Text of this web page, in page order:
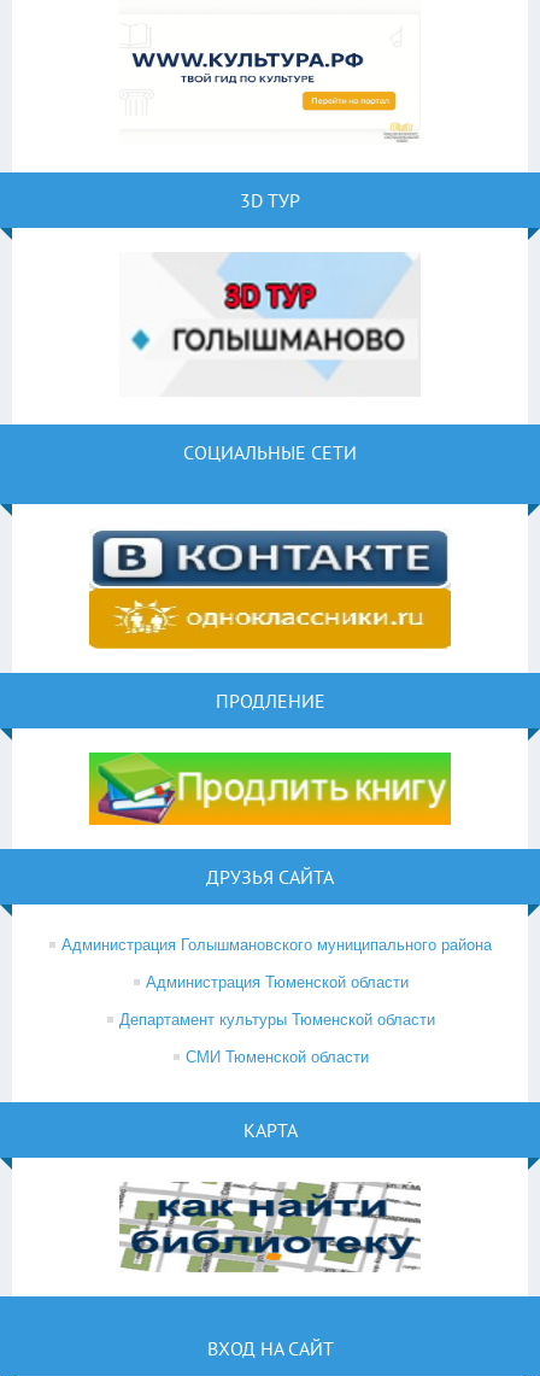
3D ТУР
СОЦИАЛЬНЫЕ СЕТИ
ПРОДЛЕНИЕ
ДРУЗЬЯ САЙТА
Администрация Голышмановского муниципального района
Администрация Тюменской области
Департамент культуры Тюменской области
СМИ Тюменской области
КАРТА
ВХОД НА САЙТ